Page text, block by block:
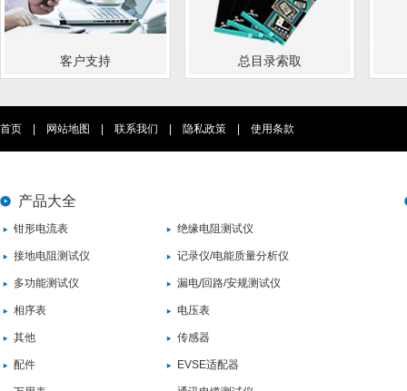
客户支持 总目录索取
首页 网站地图 联系我们 隐私政策 使用条款
产品大全
钳形电流表 绝缘电阻测试仪
接地电阻测试仪 记录仪/电能质量分析仪
多功能测试仪 漏电/回路/安规测试仪
相序表 电压表
其他 传感器
配件 EVSE适配器